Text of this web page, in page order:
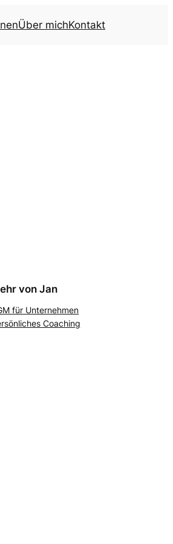
Über michKontakt
von Jan
für Unternehmen
Coaching